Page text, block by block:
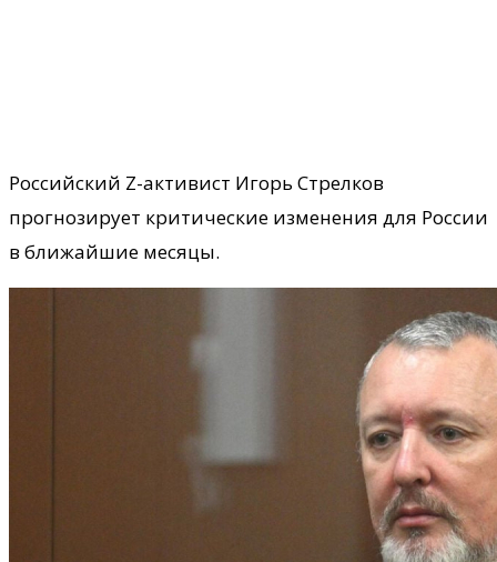
Российский Z-активист Игорь Стрелков
прогнозирует критические изменения для России
в ближайшие месяцы.